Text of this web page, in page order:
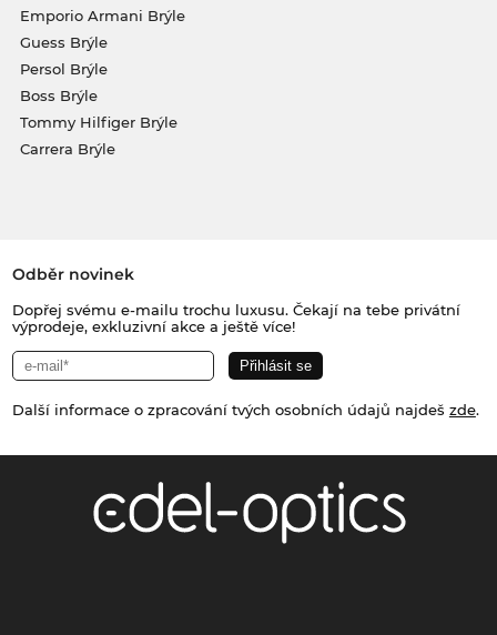
Emporio Armani Brýle
Guess Brýle
Persol Brýle
Boss Brýle
Tommy Hilfiger Brýle
Carrera Brýle
Odběr novinek
Dopřej svému e-mailu trochu luxusu. Čekají na tebe privátní
výprodeje, exkluzivní akce a ještě více!
Další informace o zpracování tvých osobních údajů najdeš zde.